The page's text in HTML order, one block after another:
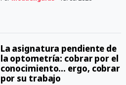
La asignatura pendiente de
la optometría: cobrar por el
conocimiento… ergo, cobrar
por su trabajo